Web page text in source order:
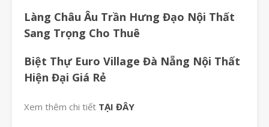
Làng Châu Âu Trần Hưng Đạo Nội Thất
Sang Trọng Cho Thuê
Biệt Thự Euro Village Đà Nẵng Nội Thất
Hiện Đại Giá Rẻ
Xem thêm chi tiết TẠI ĐÂY